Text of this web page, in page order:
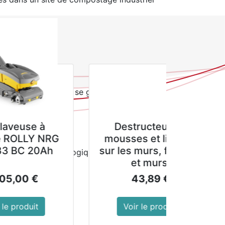
en polystyrène
de la production que les alternatives en
les aliments de se gorger d'humidité
trois minutes
-5 ° C
à démarche écologique, les marchés
x 261(P) mm
Destructeur de
mousses et lichens
sur les murs, façades
Voir le produit